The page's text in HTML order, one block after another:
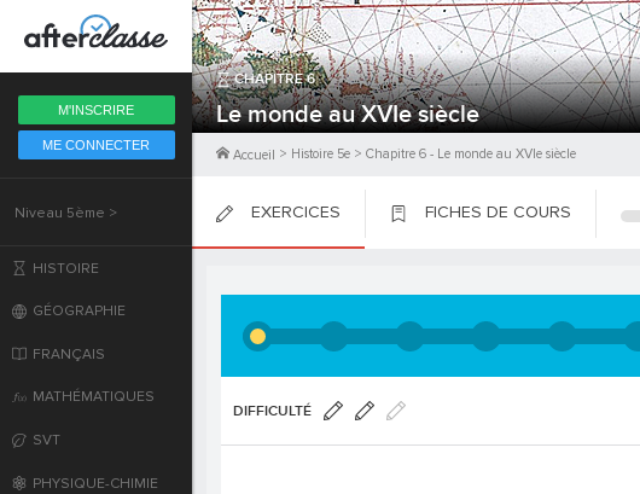
CHAPITRE6
Le monde au XVIe siècle
Accueil > Histoire 5e > Chapitre 6 - Le monde au XVIe siècle
EXERCICES FICHES DE COURS
DIFFICULTÉ
M'INSCRIRE
ME CONNECTER
Niveau 5ème >
HISTOIRE
GÉOGRAPHIE
FRANÇAIS
MATHÉMATIQUES
SVT
PHYSIQUE-CHIMIE
Fermer
6ème
5ème
Première